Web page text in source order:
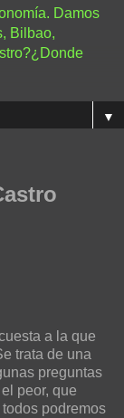
Damos
Bilbao,
▼
a la que
trata de una
preguntas
peor, que
podremos